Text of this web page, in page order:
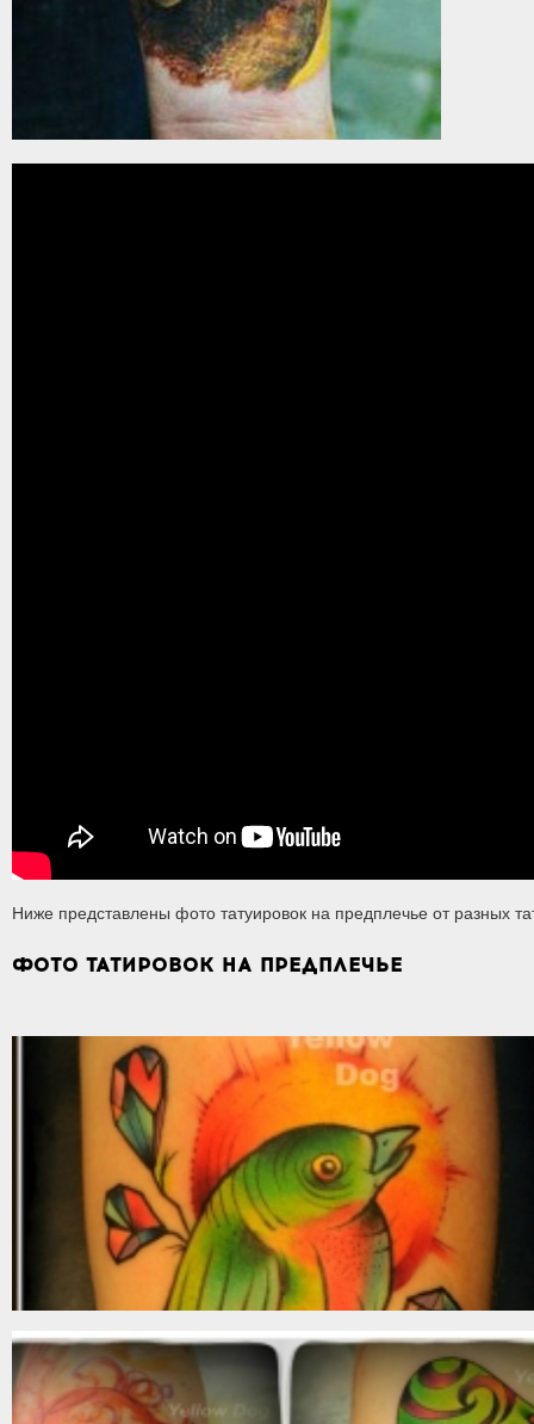
Ниже представлены фото татуировок на предплечье от разных
ФОТО ТАТИРОВОК НА ПРЕДПЛЕЧЬЕ